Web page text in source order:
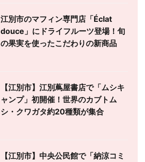
江別市のマフィン専門店「Éclat
douce」にドライフルーツ登場！旬
の果実を使ったこだわりの新商品
【江別市】江別蔦屋書店で「ムシキ
ャンプ」初開催！世界のカブトム
シ・クワガタ約20種類が集合
【江別市】中央公民館で「納涼コミ